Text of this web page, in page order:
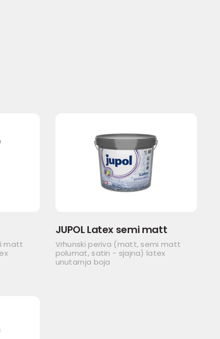
matt
JUPOL Latex semi matt
Vrhunski periva (matt, semi matt
polumat, satin - sjajna) latex
unutarnja boja